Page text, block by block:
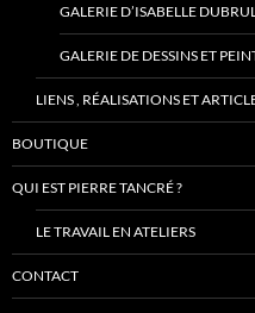
GALERIE D’ISABELLE
GALERIE DE DESSINS ET
LIENS , RÉALISATIONS ET
BOUTIQUE
QUI EST PIERRE TANCRÉ ?
LE TRAVAIL EN ATELIERS
CONTACT